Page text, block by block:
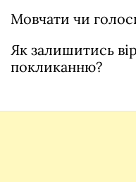
Мовчати чи
Як залишитись
покликанню?